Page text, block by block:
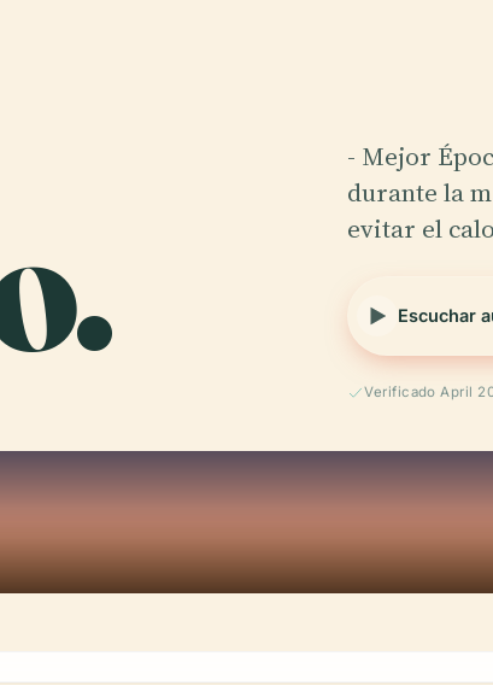
- Mejor
durante la
evitar el
Escuchar
Verificado April